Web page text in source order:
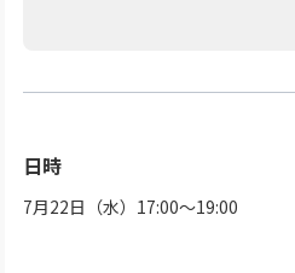
日時
7月22日（水）17:00～19:00